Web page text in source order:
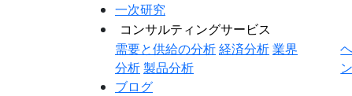
一次研究
コンサルティングサービス
需要と供給の分析経済分析業界
分析製品分析
ブログ